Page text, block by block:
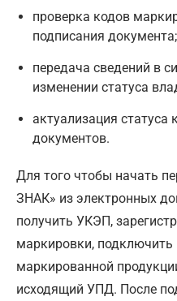
проверка кодов
подписания документа;
передача сведений в
изменении статуса
актуализация
документов.
Для того чтобы начать
ЗНАК» из электронных
получить УКЭП,
маркировки, подключить
маркированной
исходящий УПД. После